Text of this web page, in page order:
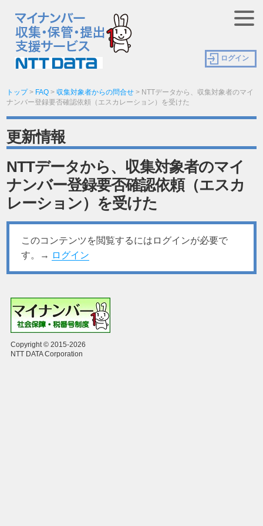
ログイン
トップ> FAQ >収集対象者からの問合せ > NTTデータから、収集対象者のマイ
ナンバー登録要否確認依頼（エスカレーション）を受けた
更新情報
NTTデータから、収集対象者のマイ
ナンバー登録要否確認依頼（エスカ
レーション）を受けた
このコンテンツを閲覧するにはログインが必要で
す。→ ログイン
Copyright © 2015-2026
NTT DATA Corporation